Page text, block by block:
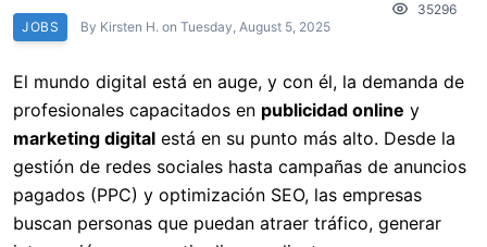
JOBS By Kirsten H. on Tuesday, August 5, 2025
35296
El mundo digital está en auge, y con él, la demanda de
profesionales capacitados en publicidad online y
marketing digital está en su punto más alto. Desde la
gestión de redes sociales hasta campañas de anuncios
pagados (PPC) y optimización SEO, las empresas
buscan personas que puedan atraer tráfico, generar